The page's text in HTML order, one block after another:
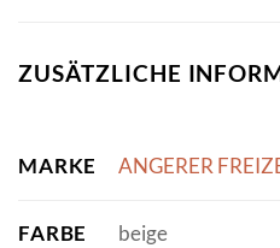
ZUSÄTZLICHE
MARKE ANGERER
FARBE beige